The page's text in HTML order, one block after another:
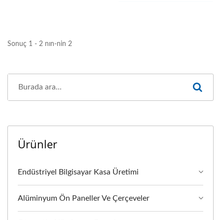
Sonuç 1 - 2 nın-nin 2
Ürünler
Endüstriyel Bilgisayar Kasa Üretimi
Alüminyum Ön Paneller Ve Çerçeveler